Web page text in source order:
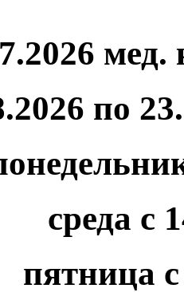
мед.
по
среда с
пятница